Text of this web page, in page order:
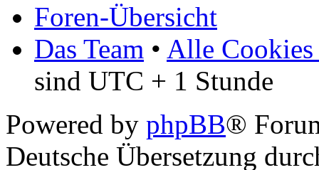
Foren-Übersicht
Das Team • Alle Cookies
sind UTC + 1 Stunde
Powered by phpBB®
Deutsche Übersetzung